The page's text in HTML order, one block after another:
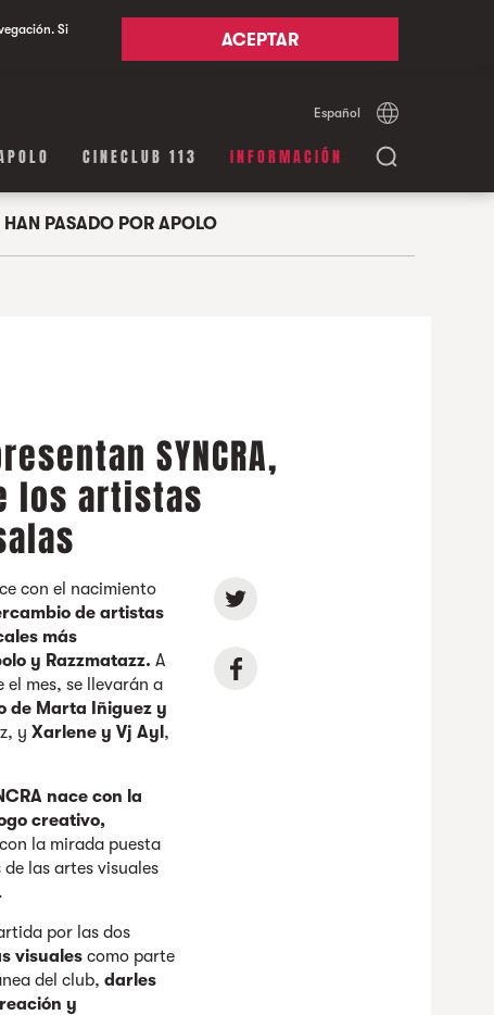
Si
ACEPTAR
Español Català
CINECLUB 113 INFORMACIÓN
HAN PASADO POR APOLO
SYNCRA,
los artistas
con el nacimiento
de artistas
más
y Razzmatazz.A
el mes, se llevarán a
de Marta Iñiguez y
yXarlene y Vj Ayl ,
nace con la
creativo,
la mirada puesta
las artes visuales
por las dos
visualescomo parte
del club,darles
y